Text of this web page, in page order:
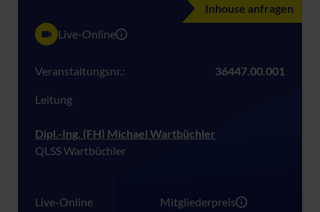
Inhouse anfragen
Live-Online
Veranstaltungsnr.: 36447.00.001
Leitung
Dipl.-Ing. (FH) Michael Wartbüchler
QLSS Wartbüchler
Live-Online Mitgliederpreis